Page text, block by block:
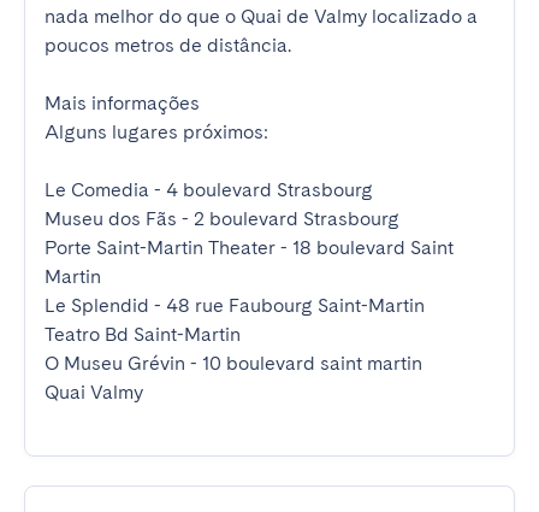
nada melhor do que o Quai de Valmy localizado a
poucos metros de distância.
Mais informações
Alguns lugares próximos:
Le Comedia - 4 boulevard Strasbourg
Museu dos Fãs - 2 boulevard Strasbourg
Porte Saint-Martin Theater - 18 boulevard Saint
Martin
Le Splendid - 48 rue Faubourg Saint-Martin
Teatro Bd Saint-Martin
O Museu Grévin - 10 boulevard saint martin
Quai Valmy